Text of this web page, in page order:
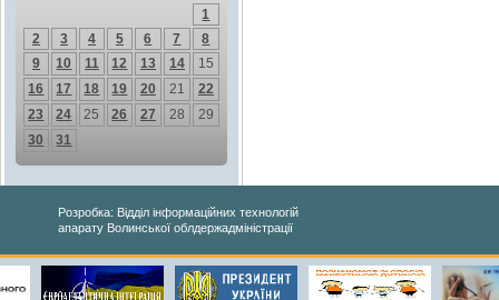
1
2
3 4 5 6 7
8
9
10 11 12 13 14
15
16
17 18 19 20 21
22
23
24 25 26 27 28
29
30
31
Розробка: Відділ інформаційних технологій
апарату Волинської облдержадміністрації